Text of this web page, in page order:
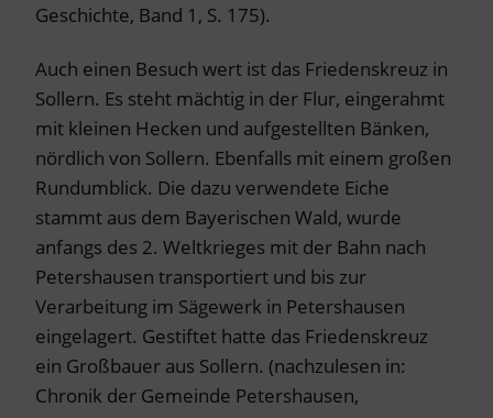
Geschichte, Band 1, S. 175).
Auch einen Besuch wert ist das Friedenskreuz in
Sollern. Es steht mächtig in der Flur, eingerahmt
mit kleinen Hecken und aufgestellten Bänken,
nördlich von Sollern. Ebenfalls mit einem großen
Rundumblick. Die dazu verwendete Eiche
stammt aus dem Bayerischen Wald, wurde
anfangs des 2. Weltkrieges mit der Bahn nach
Petershausen transportiert und bis zur
Verarbeitung im Sägewerk in Petershausen
eingelagert. Gestiftet hatte das Friedenskreuz
ein Großbauer aus Sollern. (nachzulesen in:
Chronik der Gemeinde Petershausen,